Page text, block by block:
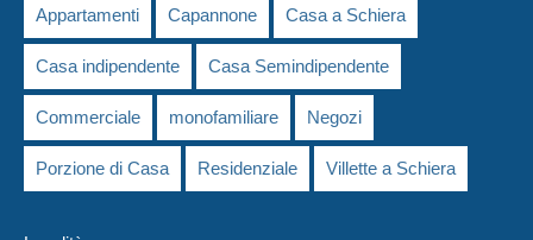
Appartamenti Capannone Casa a Schiera
Casa indipendente Casa Semindipendente
Commerciale monofamiliare Negozi
Porzione di Casa Residenziale Villette a Schiera